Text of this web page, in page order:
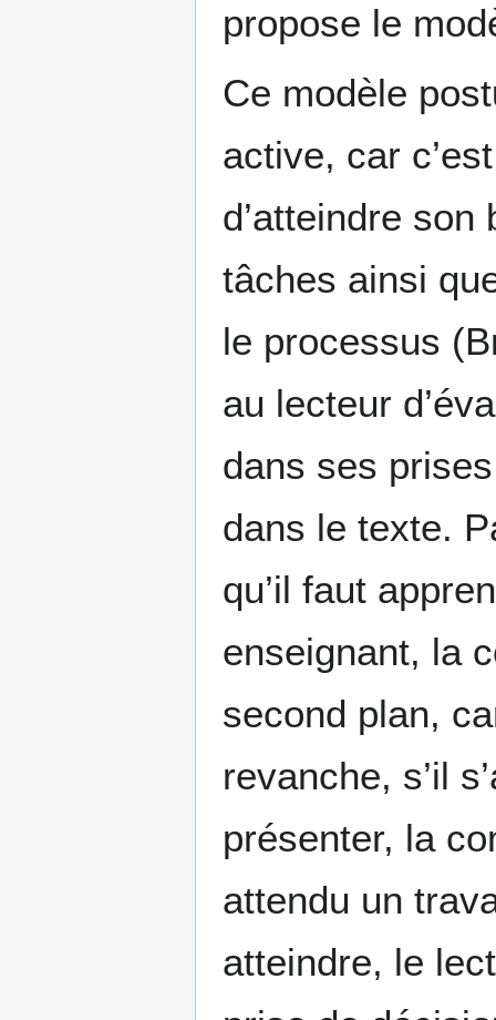
propose le
Ce modèle
active, car
d’atteindre
tâches ainsi
le processus
au lecteur
dans ses
dans le texte.
qu’il faut
enseignant, la
second plan,
revanche, s’il
présenter, la
attendu un
atteindre, le